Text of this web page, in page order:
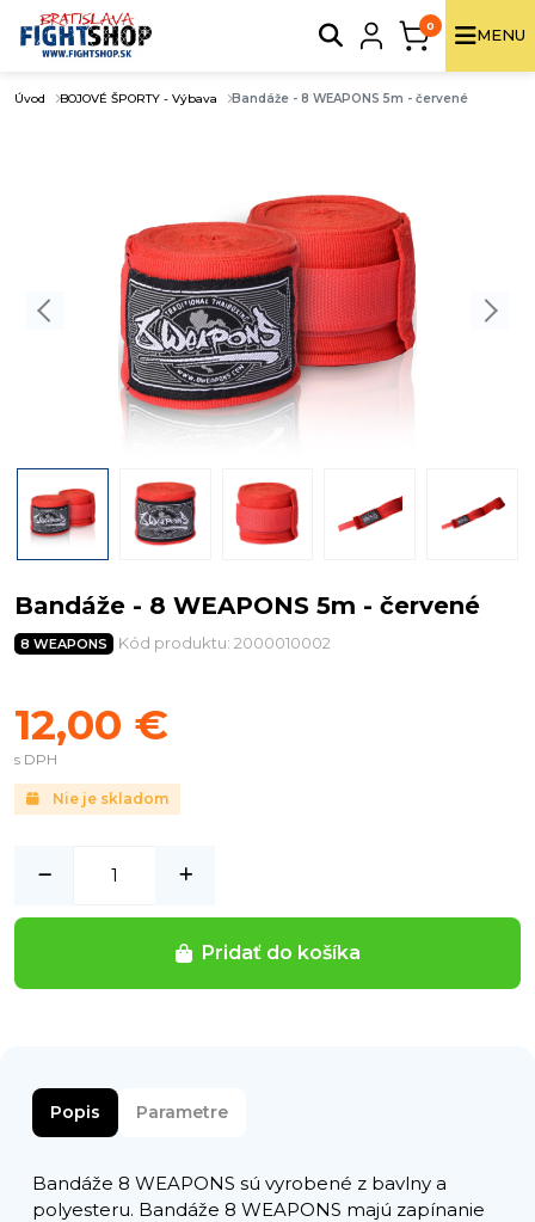
0
MENU
Úvod BOJOVÉ ŠPORTY - Výbava Bandáže - 8 WEAPONS 5m - červené
Bandáže - 8 WEAPONS 5m - červené
8 WEAPONS Kód produktu: 2000010002
Nie je skladom
12,00 €
s DPH
Pridať do košíka
Popis Parametre
Bandáže 8 WEAPONS sú vyrobené z bavlny a
polyesteru. Bandáže 8 WEAPONS majú zapínanie